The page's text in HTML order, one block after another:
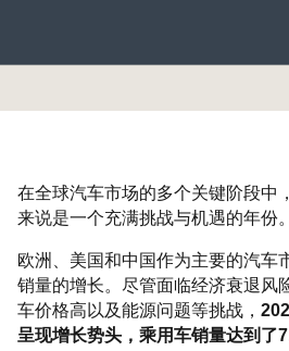
在全球汽车市场的多个关键阶段中
来说是一个充满挑战与机遇的年份。
欧洲、美国和中国作为主要的汽车
销量的增长。尽管面临经济衰退风
车价格高以及能源问题等挑战，
呈现增长势头，乘用车销量达到了